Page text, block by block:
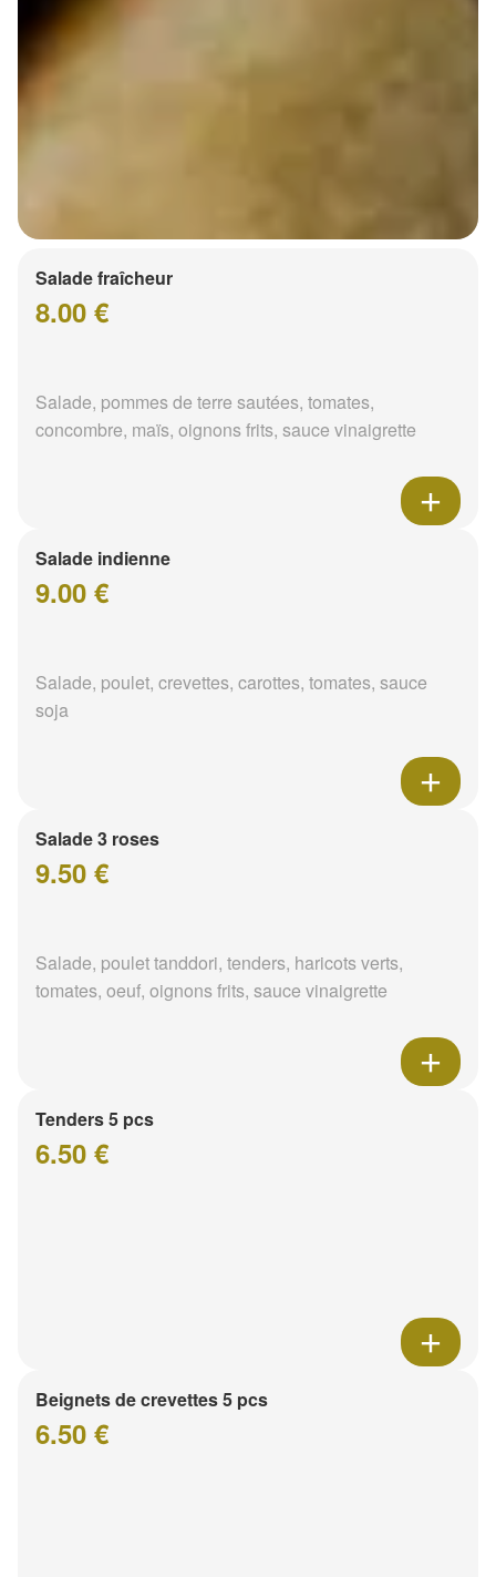
Salade fraîcheur
8.00 €
Salade, pommes de terre sautées, tomates,
concombre, maïs, oignons frits, sauce vinaigrette
Salade indienne
9.00 €
Salade, poulet, crevettes, carottes, tomates, sauce
soja
Salade 3 roses
9.50 €
Salade, poulet tanddori, tenders, haricots verts,
tomates, oeuf, oignons frits, sauce vinaigrette
Tenders 5 pcs
6.50 €
Beignets de crevettes 5 pcs
6.50 €